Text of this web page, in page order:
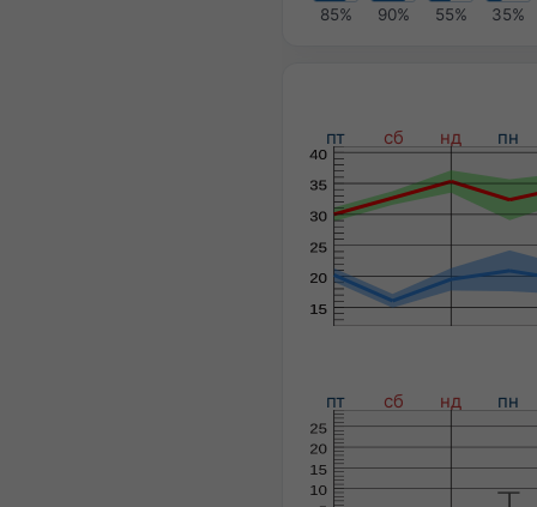
85% 90% 55% 35%
пт сб нд пн
пт сб нд пн